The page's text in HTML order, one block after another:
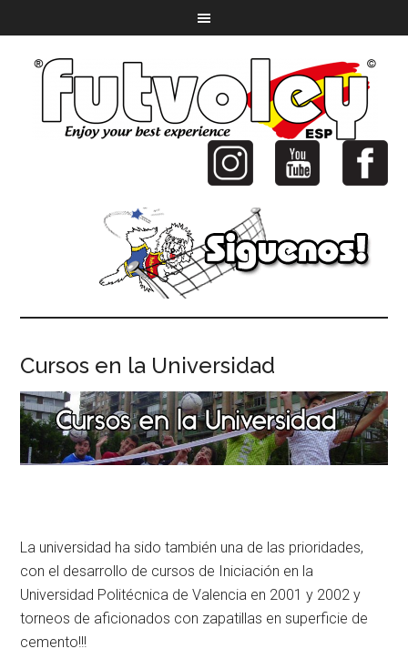
Cursos en la Universidad
La universidad ha sido también una de las prioridades,
con el desarrollo de cursos de Iniciación en la
Universidad Politécnica de Valencia en 2001 y 2002 y
torneos de aficionados con zapatillas en superficie de
cemento!!!